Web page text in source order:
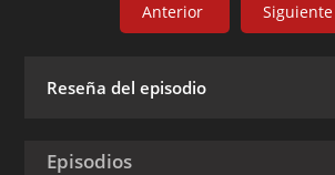
Anterior Siguiente
Reseña del episodio
Episodios